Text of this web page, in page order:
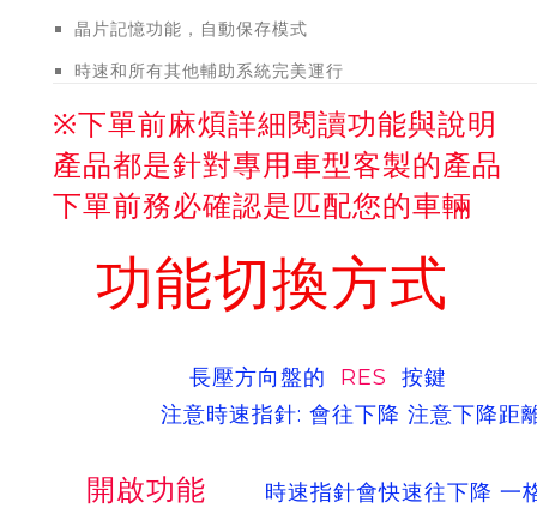
晶片記憶功能，自動保存模式
時速和所有其他輔助系統完美運行
※下單前麻煩詳細閱讀功能與說明
產品都是針對專用車型客製的產品
下單前務必確認是匹配您的車輛
功能切換方式
長壓方向盤的 RES 按鍵
注意時速指針: 會往下降 注意下降距
開啟功能
時速指針會快速往下降 一